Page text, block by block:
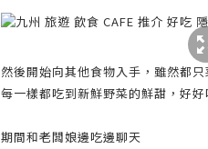
然後開始向其他食物入手，雖然都只
每一樣都吃到新鮮野菜的鮮甜，好好
期間和老闆娘邊吃邊聊天